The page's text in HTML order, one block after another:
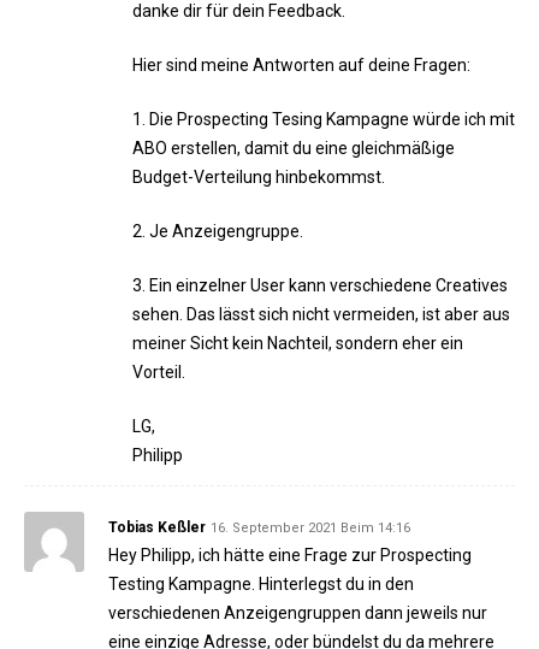
danke dir für dein Feedback.
Hier sind meine Antworten auf deine Fragen:
1. Die Prospecting Tesing Kampagne würde ich mit
ABO erstellen, damit du eine gleichmäßige
Budget-Verteilung hinbekommst.
2. Je Anzeigengruppe.
3. Ein einzelner User kann verschiedene Creatives
sehen. Das lässt sich nicht vermeiden, ist aber aus
meiner Sicht kein Nachteil, sondern eher ein
Vorteil.
LG,
Philipp
Tobias Keßler 16. September 2021 Beim 14:16
Hey Philipp, ich hätte eine Frage zur Prospecting
Testing Kampagne. Hinterlegst du in den
verschiedenen Anzeigengruppen dann jeweils nur
eine einzige Adresse, oder bündelst du da mehrere